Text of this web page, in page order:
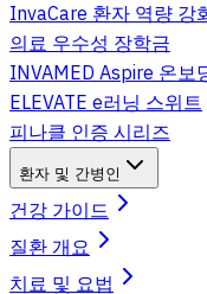
InvaCare 환자 역량 강
의료 우수성 장학금
INVAMED Aspire 온보
ELEVATE e러닝 스위트
피나클 인증 시리즈
환자 및 간병인
건강 가이드
질환 개요
치료 및 요법